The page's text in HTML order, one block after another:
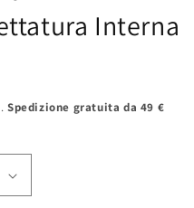
Interna
Spedizione gratuita da 49 €